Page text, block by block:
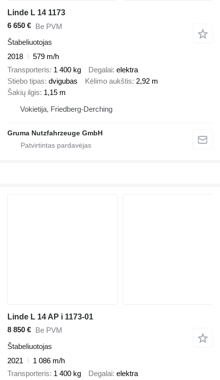
Linde L 14 1173
6 650 € Be PVM
Štabeliuotojas
2018
579 m/h
Transporteris 1 400 kg Degalai elektra
Stiebo tipas dvigubas Kėlimo aukštis 2,92 m
Šakių ilgis 1,15 m
Vokietija, Friedberg-Derching
Gruma Nutzfahrzeuge GmbH
Linde L 14 AP i 1173-01
8 850 €
Be PVM
Štabeliuotojas
2021
1 086 m/h
Transporteris 1 400 kg Degalai elektra